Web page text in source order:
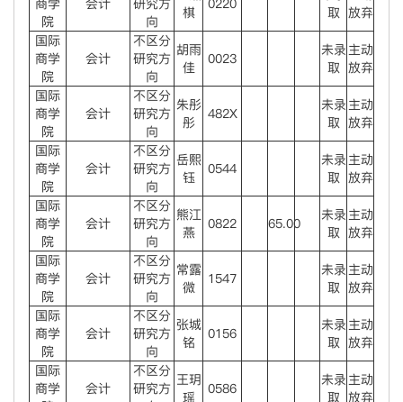
商学
院
会计
研究方
向
棋
0220
取 放弃
国际
商学
院
会计
不区分
研究方
向
胡雨
佳
0023
未录
取
主动
放弃
国际
商学
院
会计
不区分
研究方
向
朱彤
彤
482X
未录
取
主动
放弃
国际
商学
院
会计
不区分
研究方
向
岳熙
钰
0544
未录
取
主动
放弃
国际
商学
院
会计
不区分
研究方
向
熊江
燕
0822 65.00
未录
取
主动
放弃
国际
商学
院
会计
不区分
研究方
向
常露
微
1547
未录
取
主动
放弃
国际
商学
院
会计
不区分
研究方
向
张城
铭
0156
未录
取
主动
放弃
国际
商学
会计
不区分
研究方 王玥
瑶
0586
未录
取
主动
放弃